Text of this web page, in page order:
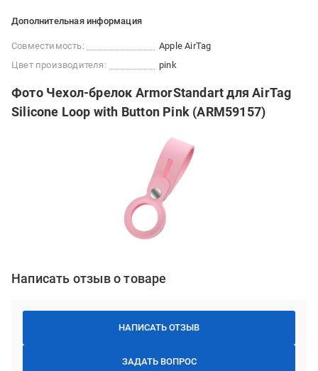
Дополнительная информация
Совместимость:
Apple AirTag
Цвет производителя:
pink
Фото Чехол-брелок ArmorStandart для AirTag
Silicone Loop with Button Pink (ARM59157)
Написать отзыв о товаре
НАПИСАТЬ ОТЗЫВ
ЗАДАТЬ ВОПРОС